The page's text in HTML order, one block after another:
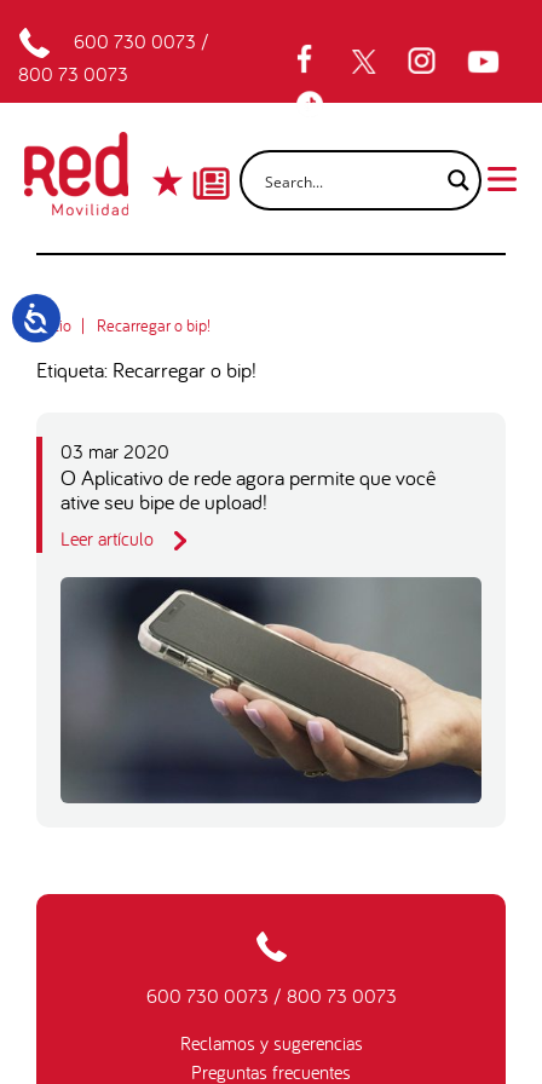
600 730 0073 /
800 73 0073
Inicio Recarregar o bip!
Etiqueta: Recarregar o bip!
03 mar 2020
O Aplicativo de rede agora permite que você
ative seu bipe de upload!
Leer artículo
600 730 0073 / 800 73 0073
Reclamos y sugerencias
Preguntas frecuentes